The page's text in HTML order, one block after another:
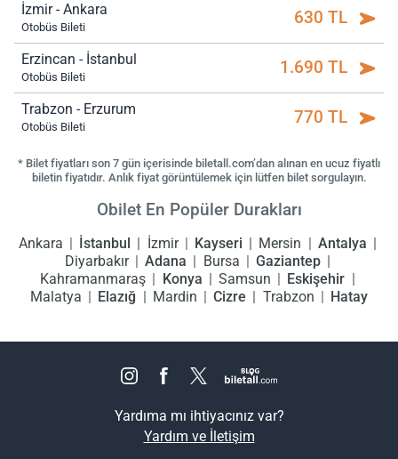
İzmir - Ankara
Otobüs Bileti 630 TL
Erzincan - İstanbul
Otobüs Bileti 1.690 TL
Trabzon - Erzurum
Otobüs Bileti 770 TL
* Bilet fiyatları son 7 gün içerisinde biletall.com’dan alınan en ucuz fiyatlı
biletin fiyatıdır. Anlık fiyat görüntülemek için lütfen bilet sorgulayın.
Obilet En Popüler Durakları
Ankara İstanbul İzmir Kayseri Mersin
Antalya
Diyarbakır
Adana Bursa
Gaziantep
Kahramanmaraş
Konya Samsun
Eskişehir
Malatya
Elazığ Mardin Cizre Trabzon Hatay
Yardıma mı ihtiyacınız var?
Yardım ve İletişim